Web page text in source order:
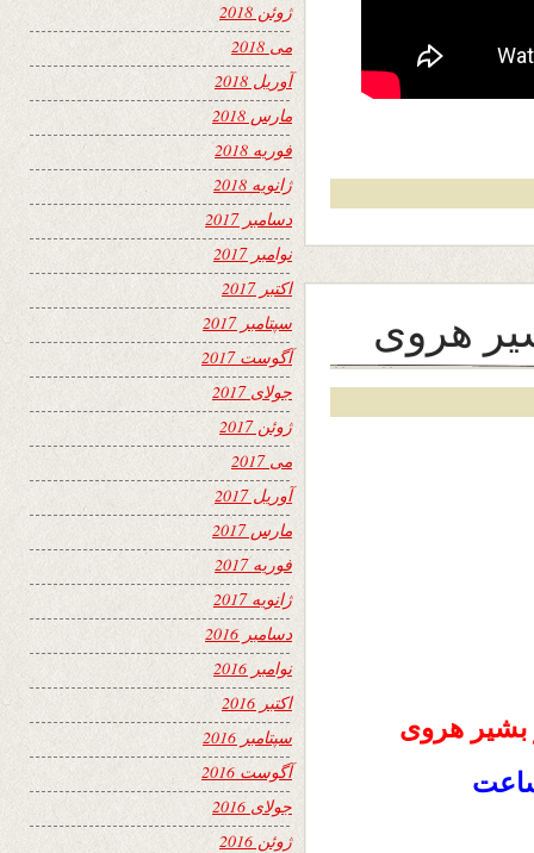
هروی
بشیر هروی
ژوئن 2018
می 2018
آوریل 2018
مارس 2018
فوریه 2018
ژانویه 2018
دسامبر 2017
نوامبر 2017
اکتبر 2017
سپتامبر 2017
آگوست 2017
جولای 2017
ژوئن 2017
می 2017
آوریل 2017
مارس 2017
فوریه 2017
ژانویه 2017
دسامبر 2016
نوامبر 2016
اکتبر 2016
سپتامبر 2016
آگوست 2016
جولای 2016
ژوئن 2016